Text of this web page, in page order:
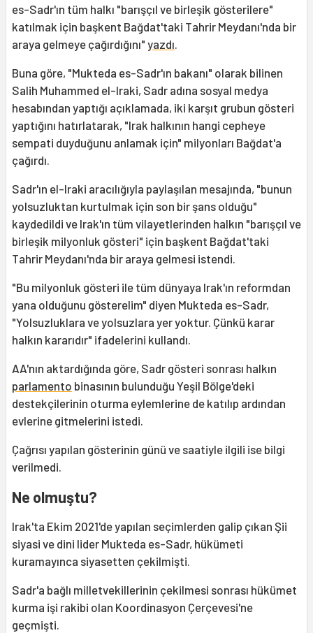
es-Sadr'ın tüm halkı "barışçıl ve birleşik gösterilere"
katılmak için başkent Bağdat'taki Tahrir Meydanı'nda bir
araya gelmeye çağırdığını" yazdı.
Buna göre, "Mukteda es-Sadr'ın bakanı" olarak bilinen
Salih Muhammed el-Iraki, Sadr adına sosyal medya
hesabından yaptığı açıklamada, iki karşıt grubun gösteri
yaptığını hatırlatarak, "Irak halkının hangi cepheye
sempati duyduğunu anlamak için" milyonları Bağdat'a
çağırdı.
Sadr'ın el-Iraki aracılığıyla paylaşılan mesajında, "bunun
yolsuzluktan kurtulmak için son bir şans olduğu"
kaydedildi ve Irak'ın tüm vilayetlerinden halkın "barışçıl ve
birleşik milyonluk gösteri" için başkent Bağdat'taki
Tahrir Meydanı'nda bir araya gelmesi istendi.
"Bu milyonluk gösteri ile tüm dünyaya Irak'ın reformdan
yana olduğunu gösterelim" diyen Mukteda es-Sadr,
"Yolsuzluklara ve yolsuzlara yer yoktur. Çünkü karar
halkın kararıdır" ifadelerini kullandı.
AA'nın aktardığında göre, Sadr gösteri sonrası halkın
parlamento binasının bulunduğu Yeşil Bölge'deki
destekçilerinin oturma eylemlerine de katılıp ardından
evlerine gitmelerini istedi.
Çağrısı yapılan gösterinin günü ve saatiyle ilgili ise bilgi
verilmedi.
Ne olmuştu?
Irak'ta Ekim 2021'de yapılan seçimlerden galip çıkan Şii
siyasi ve dini lider Mukteda es-Sadr, hükümeti
kuramayınca siyasetten çekilmişti.
Sadr'a bağlı milletvekillerinin çekilmesi sonrası hükümet
kurma işi rakibi olan Koordinasyon Çerçevesi'ne
geçmişti.